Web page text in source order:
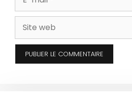
mail
Site
web